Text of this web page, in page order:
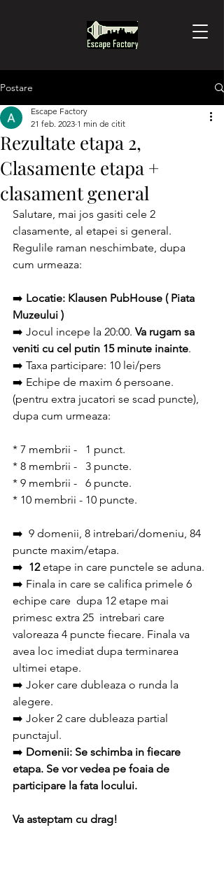
Postare
Rezultate etapa 2,
Clasamente etapa +
clasament general
Escape Factory
21 feb. 2023 1 min de citit
Salutare, mai jos gasiti cele 2
clasamente, al etapei si general.
Regulile raman neschimbate, dupa
cum urmeaza:
➡️ Locatie: Klausen PubHouse ( Piata
Muzeului )
➡️ Jocul incepe la 20:00. Va rugam sa
veniti cu cel putin 15 minute inainte.
➡️ Taxa participare: 10 lei/pers
➡️ Echipe de maxim 6 persoane.
(pentru extra jucatori se scad puncte),
dupa cum urmeaza:
* 7 membrii -   1 punct.
* 8 membrii -   3 puncte.
* 9 membrii -   6 puncte.
* 10 membrii - 10 puncte.
➡️  9 domenii, 8 intrebari/domeniu, 84
puncte maxim/etapa.
➡️ 12 etape in care punctele se aduna.
➡️ Finala in care se califica primele 6
echipe care  dupa 12 etape mai
primesc extra 25  intrebari care
valoreaza 4 puncte fiecare. Finala va
avea loc imediat dupa terminarea
ultimei etape.
➡️ Joker care dubleaza o runda la
alegere.
➡️ Joker 2 care dubleaza partial
punctajul.
➡️ Domenii: Se schimba in fiecare
etapa. Se vor vedea pe foaia de
participare la fata locului.
Va asteptam cu drag!